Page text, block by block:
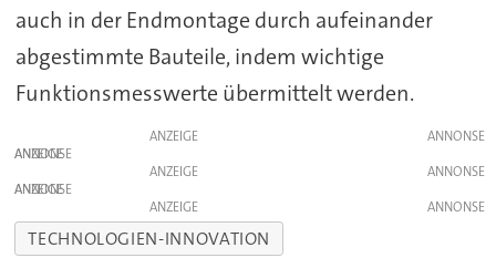
auch in der Endmontage durch aufeinander
abgestimmte Bauteile, indem wichtige
Funktionsmesswerte übermittelt werden.
ANZEIGE
ANZEIGE
ANZEIGE
ANZEIGE
ANZEIGE
TECHNOLOGIEN-INNOVATION